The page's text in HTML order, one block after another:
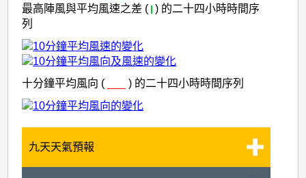
最高陣風與平均風速之差 (
) 的二十四小時時間序
列
十分鐘平均風向 ( ) 的二十四小時時間序列
九天天氣預報